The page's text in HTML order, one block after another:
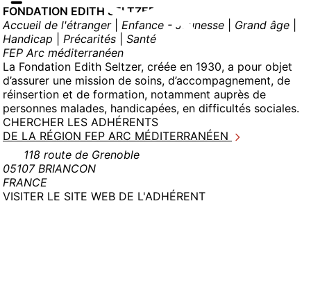
FONDATION EDITH SELTZER
Accueil de l'étranger| Enfance - Jeunesse Grand âge
Handicap
Précarités
Santé
FEP Arc méditerranéen
La Fondation Edith Seltzer, créée en 1930, a pour objet
d’assurer une mission de soins, d’accompagnement, de
réinsertion et de formation, notamment auprès de
personnes malades, handicapées, en difficultés sociales.
CHERCHER LES ADHÉRENTS
DE LA RÉGION FEP ARC MÉDITERRANÉEN
118 route de Grenoble
05107 BRIANCON
FRANCE
VISITER LE SITE WEB DE L'ADHÉRENT(NOUVELLE